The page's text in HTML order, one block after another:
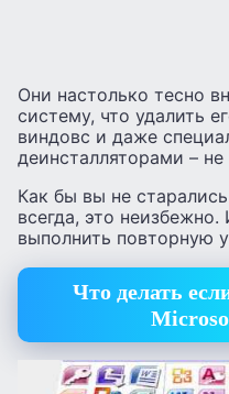
Они настолько тесно
систему, что удалить
виндовс и даже
деинсталляторами –
Как бы вы не
всегда, это
выполнить повторную
Что делать